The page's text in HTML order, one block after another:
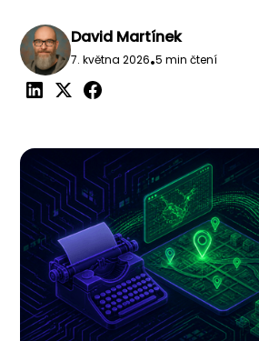
David Martínek
7. května 2026•5 min čtení